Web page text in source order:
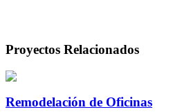
Proyectos Relacionados
Remodelación de Oficinas